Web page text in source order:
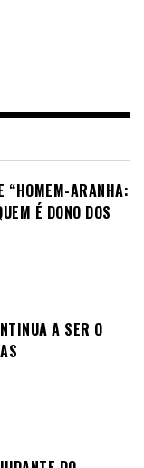
“HOMEM-ARANHA:
É DONO DOS
A SER O